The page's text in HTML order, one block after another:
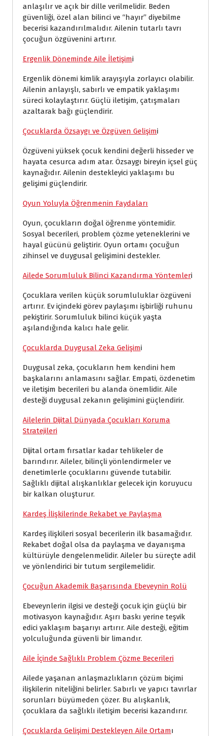
anlaşılır ve açık bir dille verilmelidir. Beden
güvenliği, özel alan bilinci ve “hayır” diyebilme
becerisi kazandırılmalıdır. Ailenin tutarlı tavrı
çocuğun özgüvenini artırır.
Ergenlik Döneminde Aile İletişimi
Ergenlik dönemi kimlik arayışıyla zorlayıcı olabilir.
Ailenin anlayışlı, sabırlı ve empatik yaklaşımı
süreci kolaylaştırır. Güçlü iletişim, çatışmaları
azaltarak bağı güçlendirir.
Çocuklarda Özsaygı ve Özgüven Gelişimi
Özgüveni yüksek çocuk kendini değerli hisseder ve
hayata cesurca adım atar. Özsaygı bireyin içsel güç
kaynağıdır. Ailenin destekleyici yaklaşımı bu
gelişimi güçlendirir.
Oyun Yoluyla Öğrenmenin Faydaları
Oyun, çocukların doğal öğrenme yöntemidir.
Sosyal becerileri, problem çözme yeteneklerini ve
hayal gücünü geliştirir. Oyun ortamı çocuğun
zihinsel ve duygusal gelişimini destekler.
Ailede Sorumluluk Bilinci Kazandırma Yöntemleri
Çocuklara verilen küçük sorumluluklar özgüveni
artırır. Ev içindeki görev paylaşımı işbirliği ruhunu
pekiştirir. Sorumluluk bilinci küçük yaşta
aşılandığında kalıcı hale gelir.
Çocuklarda Duygusal Zeka Gelişimi
Duygusal zeka, çocukların hem kendini hem
başkalarını anlamasını sağlar. Empati, özdenetim
ve iletişim becerileri bu alanda önemlidir. Aile
desteği duygusal zekanın gelişimini güçlendirir.
Ailelerin Dijital Dünyada Çocukları Koruma
Stratejileri
Dijital ortam fırsatlar kadar tehlikeler de
barındırır. Aileler, bilinçli yönlendirmeler ve
denetimlerle çocuklarını güvende tutabilir.
Sağlıklı dijital alışkanlıklar gelecek için koruyucu
bir kalkan oluşturur.
Kardeş İlişkilerinde Rekabet ve Paylaşma
Kardeş ilişkileri sosyal becerilerin ilk basamağıdır.
Rekabet doğal olsa da paylaşma ve dayanışma
kültürüyle dengelenmelidir. Aileler bu süreçte adil
ve yönlendirici bir tutum sergilemelidir.
Çocuğun Akademik Başarısında Ebeveynin Rolü
Ebeveynlerin ilgisi ve desteği çocuk için güçlü bir
motivasyon kaynağıdır. Aşırı baskı yerine teşvik
edici yaklaşım başarıyı artırır. Aile desteği, eğitim
yolculuğunda güvenli bir limandır.
Aile İçinde Sağlıklı Problem Çözme Becerileri
Ailede yaşanan anlaşmazlıkların çözüm biçimi
ilişkilerin niteliğini belirler. Sabırlı ve yapıcı tavırlar
sorunları büyümeden çözer. Bu alışkanlık,
çocuklara da sağlıklı iletişim becerisi kazandırır.
Çocuklarda Gelişimi Destekleyen Aile Ortamı